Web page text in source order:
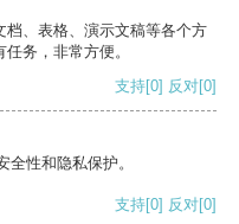
、表格、演示文稿等各个方
务，非常方便。
支持[0] 反对[0]
性和隐私保护。
支持[0] 反对[0]